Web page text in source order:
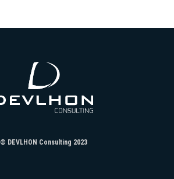
© DEVLHON Consulting 2023